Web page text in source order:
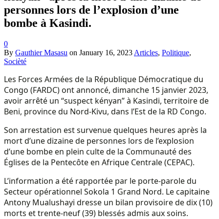
personnes lors de l’explosion d’une
bombe à Kasindi.
0
By Gauthier Masasu on January 16, 2023 Articles, Politique,
Socièté
Les Forces Armées de la République Démocratique du
Congo (FARDC) ont annoncé, dimanche 15 janvier 2023,
avoir arrêté un “suspect kényan” à Kasindi, territoire de
Beni, province du Nord-Kivu, dans l’Est de la RD Congo.
Son arrestation est survenue quelques heures après la
mort d’une dizaine de personnes lors de l’explosion
d’une bombe en plein culte de la Communauté des
Églises de la Pentecôte en Afrique Centrale (CEPAC).
L’information a été rapportée par le porte-parole du
Secteur opérationnel Sokola 1 Grand Nord. Le capitaine
Antony Mualushayi dresse un bilan provisoire de dix (10)
morts et trente-neuf (39) blessés admis aux soins.